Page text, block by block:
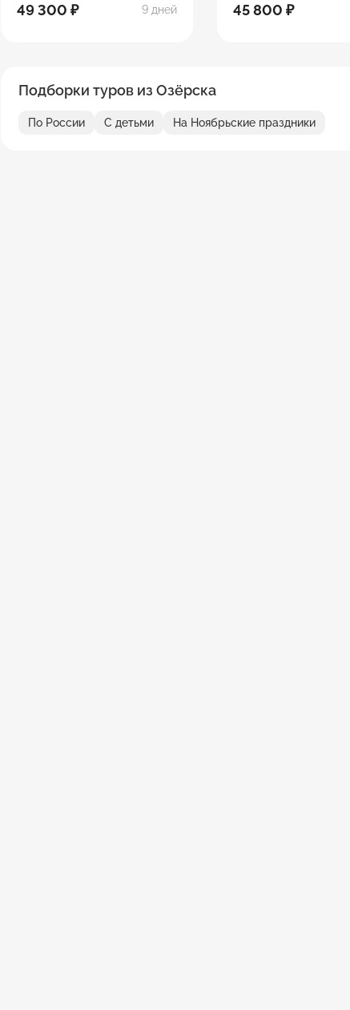
49 300 ₽ 9 дней 45 800 ₽
Подборки туров из Озёрска
По России С детьми На Ноябрьские праздники